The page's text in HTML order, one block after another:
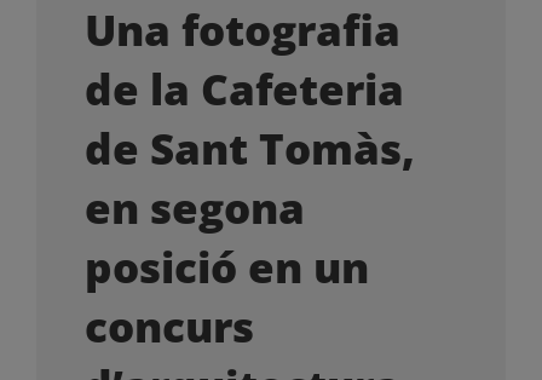
SERVEIS A LES EMPRESES
OFERTES LABORALS
LA BOTIGA
Una fotografia
de la Cafeteria
de Sant Tomàs,
en segona
posició en un
concurs